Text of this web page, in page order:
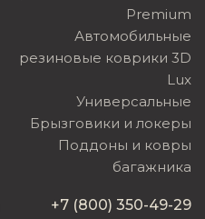
Premium
Автомобильные
резиновые коврики 3D
Lux
Универсальные
Брызговики и локеры
Поддоны и ковры
багажника
+7 (800) 350-49-29